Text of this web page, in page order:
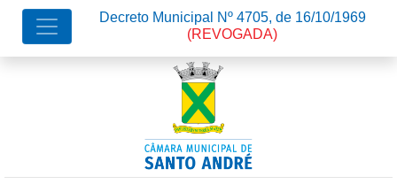
Decreto Municipal Nº 4705, de 16/10/1969
(REVOGADA)